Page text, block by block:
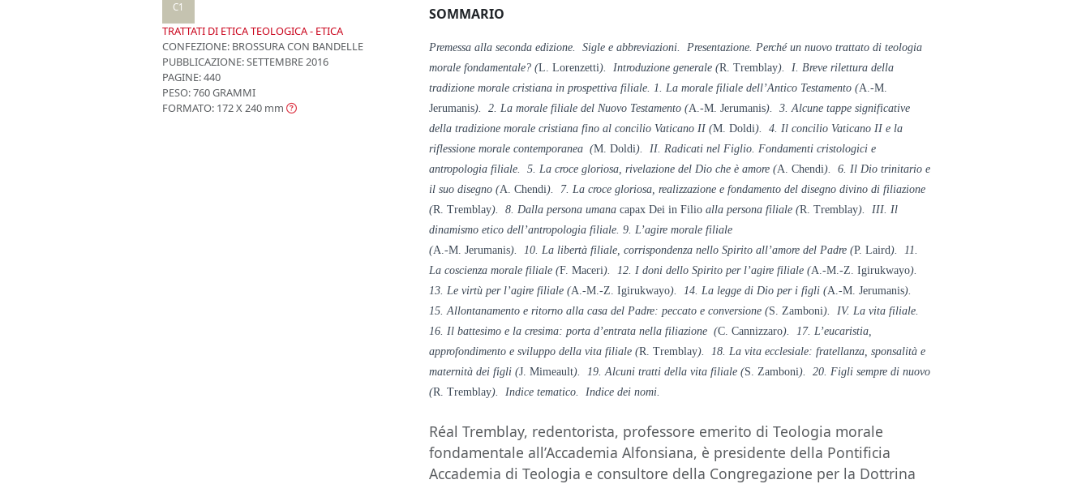
C1
TRATTATI DI ETICA TEOLOGICA - ETICA
CONFEZIONE: BROSSURA CON BANDELLE
PUBBLICAZIONE:SETTEMBRE 2016
PAGINE: 440
PESO: 760 GRAMMI
FORMATO: 172 X 240 mm
SOMMARIO
Premessa alla seconda edizione. Sigle e abbreviazioni. Presentazione. Perché un nuovo trattato di teologia
morale fondamentale? (L. Lorenzetti). Introduzione generale (R. Tremblay). I. Breve rilettura della
tradizione morale cristiana in prospettiva filiale. 1. La morale filiale dell’Antico Testamento (A.-M.
Jerumanis). 2. La morale filiale del Nuovo Testamento (A.-M. Jerumanis). 3. Alcune tappe significative
della tradizione morale cristiana fino al concilio Vaticano II (M. Doldi). 4. Il concilio Vaticano II e la
riflessione morale contemporanea (M. Doldi). II. Radicati nel Figlio. Fondamenti cristologici e
antropologia filiale. 5. La croce gloriosa, rivelazione del Dio che è amore (A. Chendi). 6. Il Dio trinitario e
il suo disegno (A. Chendi). 7. La croce gloriosa, realizzazione e fondamento del disegno divino di filiazione
(R. Tremblay). 8. Dalla persona umanacapax Dei in Filio alla persona filiale (R. Tremblay). III. Il
dinamismo etico dell’antropologia filiale. 9. L’agire morale filiale
(A.-M. Jerumanis). 10. La libertà filiale, corrispondenza nello Spirito all’amore del Padre (P. Laird). 11.
La coscienza morale filiale (F. Maceri). 12. I doni dello Spirito per l’agire filiale (A.-M.-Z. Igirukwayo).
13. Le virtù per l’agire filiale (A.-M.-Z. Igirukwayo). 14. La legge di Dio per i figli (A.-M. Jerumanis).
15. Allontanamento e ritorno alla casa del Padre: peccato e conversione (S. Zamboni). IV. La vita filiale.
16. Il battesimo e la cresima: porta d’entrata nella filiazione (C. Cannizzaro). 17. L’eucaristia,
approfondimento e sviluppo della vita filiale (R. Tremblay). 18. La vita ecclesiale: fratellanza, sponsalità e
maternità dei figli (J. Mimeault). 19. Alcuni tratti della vita filiale (S. Zamboni). 20. Figli sempre di nuovo
(R. Tremblay). Indice tematico. Indice dei nomi.
Réal Tremblay, redentorista, professore emerito di Teologia morale
fondamentale all’Accademia Alfonsiana, è presidente della Pontificia
Accademia di Teologia e consultore della Congregazione per la Dottrina